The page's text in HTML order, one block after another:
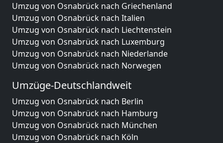
Umzug von Osnabrück nach Griechenland
Umzug von Osnabrück nach Italien
Umzug von Osnabrück nach Liechtenstein
Umzug von Osnabrück nach Luxemburg
Umzug von Osnabrück nach Niederlande
Umzug von Osnabrück nach Norwegen
Umzüge-Deutschlandweit
Umzug von Osnabrück nach Berlin
Umzug von Osnabrück nach Hamburg
Umzug von Osnabrück nach München
Umzug von Osnabrück nach Köln